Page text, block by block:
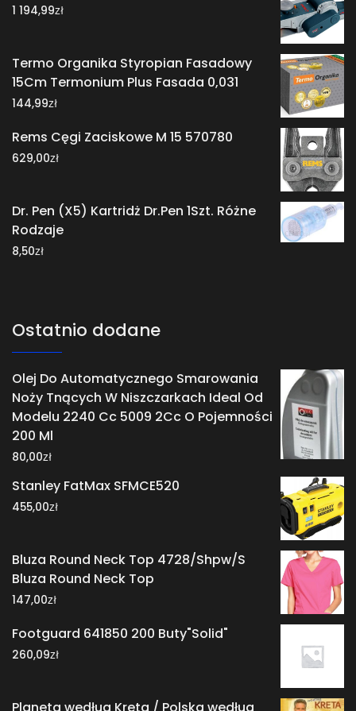
1 194,99zł
Termo Organika Styropian Fasadowy
15Cm Termonium Plus Fasada 0,031
144,99zł
Rems Cęgi Zaciskowe M 15 570780
629,00zł
Dr. Pen (X5) Kartridż Dr.Pen 1Szt. Różne
Rodzaje
8,50zł
Ostatnio dodane
Olej Do Automatycznego Smarowania
Noży Tnących W Niszczarkach Ideal Od
Modelu 2240 Cc 5009 2Cc O Pojemności
200 Ml
80,00zł
Stanley FatMax SFMCE520
455,00zł
Bluza Round Neck Top 4728/Shpw/S
Bluza Round Neck Top
147,00zł
Footguard 641850 200 Buty"Solid"
260,09zł